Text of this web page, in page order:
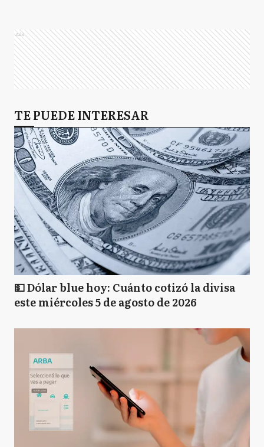
Ads
TE PUEDE INTERESAR
💵 Dólar blue hoy: Cuánto cotizó la divisa
este miércoles 5 de agosto de 2026